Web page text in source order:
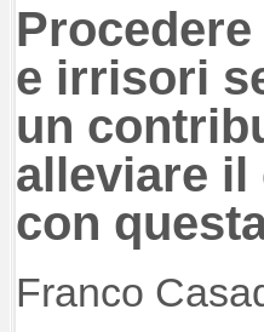
e irrisori
un
alleviare il
con
Franco